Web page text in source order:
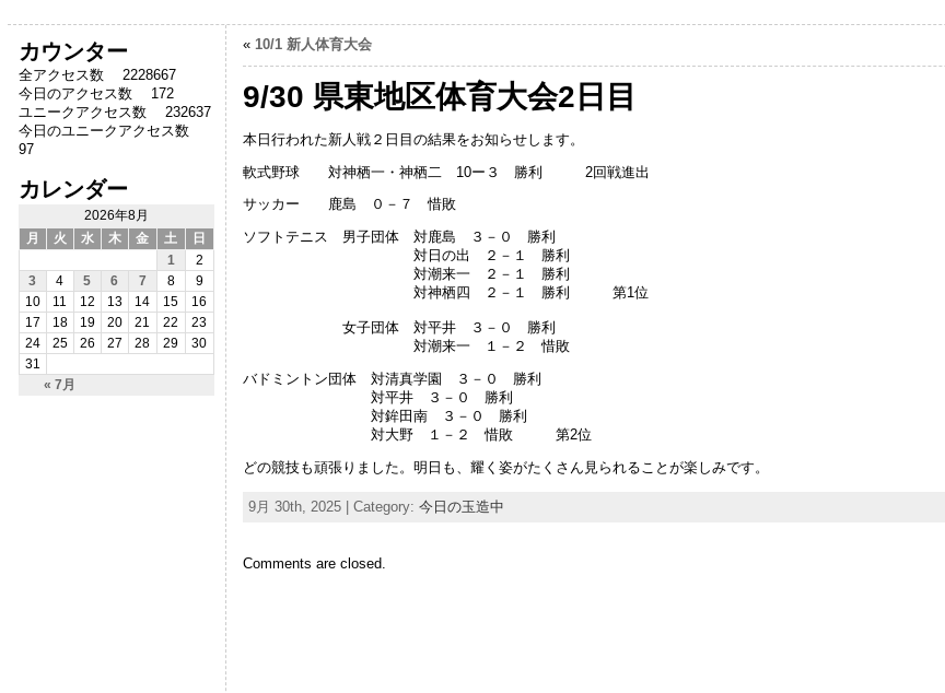
カウンター
全アクセス数 2228667
今日のアクセス数 172
ユニークアクセス数 232637
今日のユニークアクセス数
97
カレンダー
2026年8月
月
火 水 木 金 土 日
« 7月
1
2
3
4 5 6 7 8
9
10
11 12 13 14 15
16
17
18 19 20 21 22
23
24
25 26 27 28 29
30
31
« 10/1 新人体育大会
9/30 県東地区体育大会2日目
本日行われた新人戦２日目の結果をお知らせします。
軟式野球 対神栖一・神栖二 10ー３ 勝利 2回戦進出
サッカー 鹿島 ０－７ 惜敗
ソフトテニス 男子団体 対鹿島 ３－０ 勝利
対日の出 ２－１ 勝利
対潮来一 ２－１ 勝利
対神栖四 ２－１ 勝利 第1位
女子団体 対平井 ３－０ 勝利
対潮来一 １－２ 惜敗
バドミントン団体 対清真学園 ３－０ 勝利
対平井 ３－０ 勝利
対鉾田南 ３－０ 勝利
対大野 １－２ 惜敗 第2位
どの競技も頑張りました。明日も、耀く姿がたくさん見られることが楽しみです。
9月 30th, 2025 | Category: 今日の玉造中
Comments are closed.